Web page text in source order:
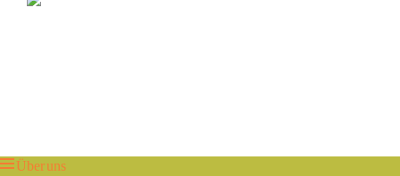
Über uns